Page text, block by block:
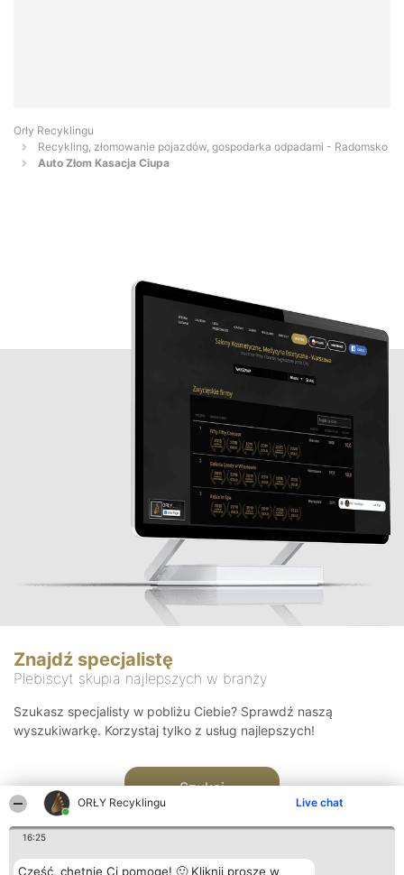
ORŁY Recyklingu Live chat
16:25
Cześć, chętnie Ci pomogę! 🙂 Kliknij proszę w
Orły Recyklingu
Recykling, złomowanie pojazdów, gospodarka odpadami - Radomsko
Auto Złom Kasacja Ciupa
Znajdź specjalistę
Plebiscyt skupia najlepszych w branży
Szukasz specjalisty w pobliżu Ciebie? Sprawdź naszą
wyszukiwarkę. Korzystaj tylko z usług najlepszych!
Szukaj